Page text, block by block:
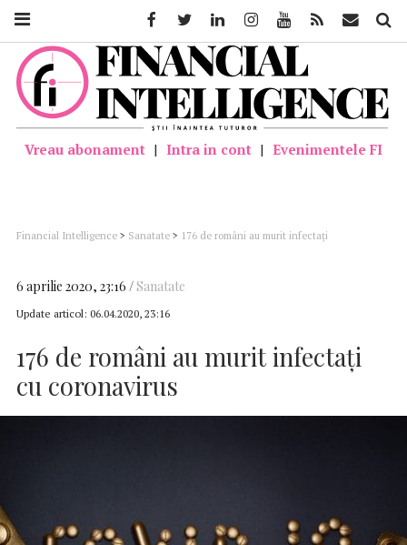
Vreau abonament | Intra in cont | Evenimentele FI
Financial Intelligence > Sanatate > 176 de români au murit infectați
6 aprilie 2020, 23:16 Sanatate
Update articol: 06.04.2020, 23:16
176 de români au murit infectați
cu coronavirus
FacebookTwitter LinkedinInstagramYoutube Feed Mail